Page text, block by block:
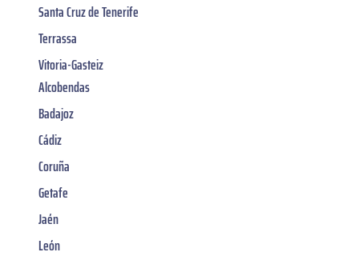
Santa Cruz de Tenerife
Terrassa
Vitoria-Gasteiz
Alcobendas
Badajoz
Cádiz
Coruña
Getafe
Jaén
León